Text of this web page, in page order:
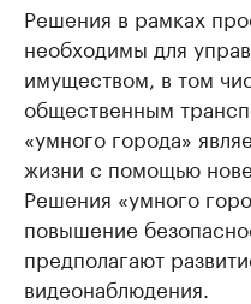
Решения в рамках
необходимы для
имуществом, в том
общественным
«умного города»
жизни с помощью
Решения «умного
повышение
предполагают
видеонаблюдения.